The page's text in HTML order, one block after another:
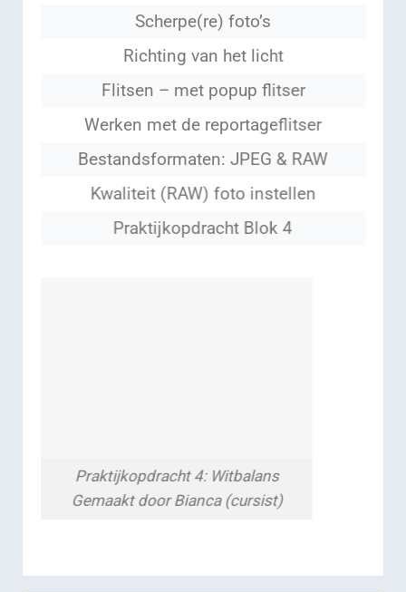
Scherpe(re) foto’s
Richting van het licht
Flitsen – met popup flitser
Werken met de reportageflitser
Bestandsformaten: JPEG & RAW
Kwaliteit (RAW) foto instellen
Praktijkopdracht Blok 4
Praktijkopdracht 4: Witbalans
Gemaakt door Bianca (cursist)